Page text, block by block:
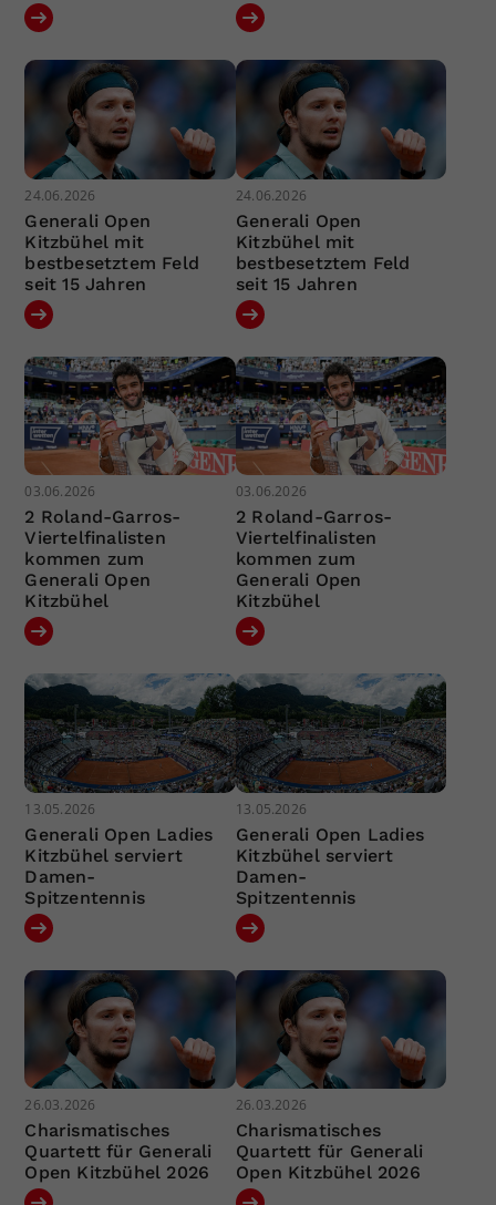
24.06.2026
Generali Open
Kitzbühel mit
bestbesetztem Feld
seit 15 Jahren
24.06.2026
Generali Open
Kitzbühel mit
bestbesetztem Feld
seit 15 Jahren
03.06.2026
2 Roland-Garros-
Viertelfinalisten
kommen zum
Generali Open
Kitzbühel
03.06.2026
2 Roland-Garros-
Viertelfinalisten
kommen zum
Generali Open
Kitzbühel
13.05.2026
Generali Open Ladies
Kitzbühel serviert
Damen-
Spitzentennis
13.05.2026
Generali Open Ladies
Kitzbühel serviert
Damen-
Spitzentennis
26.03.2026
Charismatisches
Quartett für Generali
Open Kitzbühel 2026
26.03.2026
Charismatisches
Quartett für Generali
Open Kitzbühel 2026